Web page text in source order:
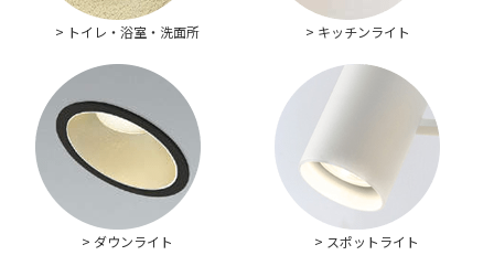
> トイレ・浴室・洗面所 > キッチンライト
> ダウンライト > スポットライト